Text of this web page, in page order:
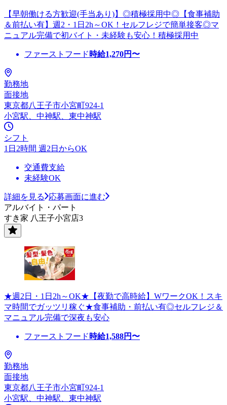
【早朝働ける方歓迎(手当あり)】◎積極採用中◎【食事補助
＆前払い有】週2・1日2h～OK！セルフレジで簡単接客◎マ
ニュアル完備で初バイト・未経験も安心！積極採用中
ファーストフード 時給1,270円〜
勤務地
面接地
東京都八王子市小宮町924-1
小宮駅、中神駅、東中神駅
シフト
1日2時間 週2日からOK
交通費支給
未経験OK
詳細を見る
応募画面に進む
アルバイト・パート
すき家 八王子小宮店3
★週2日・1日2h～OK★【夜勤で高時給】WワークOK！スキ
マ時間でガッツリ稼ぐ★食事補助・前払い有◎セルフレジ＆
マニュアル完備で深夜も安心
ファーストフード 時給1,588円〜
勤務地
面接地
東京都八王子市小宮町924-1
小宮駅、中神駅、東中神駅